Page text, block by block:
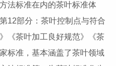
法标准在内的茶叶标准体
12部分：茶叶控制点与符合
《茶叶加工良好规范》《茶
标准，基本涵盖了茶叶领域